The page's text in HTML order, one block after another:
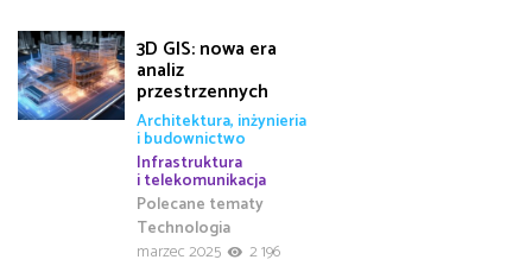
3D GIS: nowa era
analiz
przestrzennych
Architektura, inżynieria
i budownictwo
Infrastruktura
i telekomunikacja
Polecane tematy
Technologia
marzec 2025
2 196